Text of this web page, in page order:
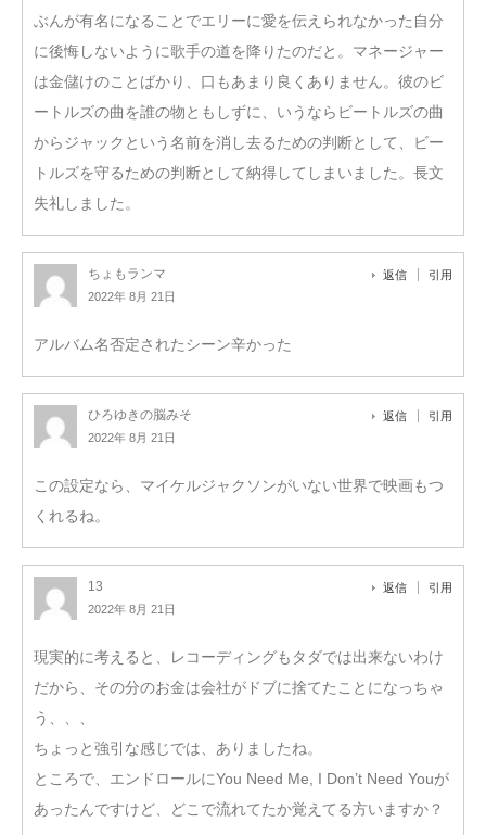
ぶんが有名になることでエリーに愛を伝えられなかった自分
に後悔しないように歌手の道を降りたのだと。マネージャー
は金儲けのことばかり、口もあまり良くありません。彼のビ
ートルズの曲を誰の物ともしずに、いうならビートルズの曲
からジャックという名前を消し去るための判断として、ビー
トルズを守るための判断として納得してしまいました。長文
失礼しました。
ちょもランマ
2022年 8月 21日
返信 引用
アルバム名否定されたシーン辛かった
ひろゆきの脳みそ
2022年 8月 21日
返信 引用
この設定なら、マイケルジャクソンがいない世界で映画もつ
くれるね。
13
2022年 8月 21日
返信 引用
現実的に考えると、レコーディングもタダでは出来ないわけ
だから、その分のお金は会社がドブに捨てたことになっちゃ
う、、、
ちょっと強引な感じでは、ありましたね。
ところで、エンドロールにYou Need Me, I Don’t Need Youが
あったんですけど、どこで流れてたか覚えてる方いますか？